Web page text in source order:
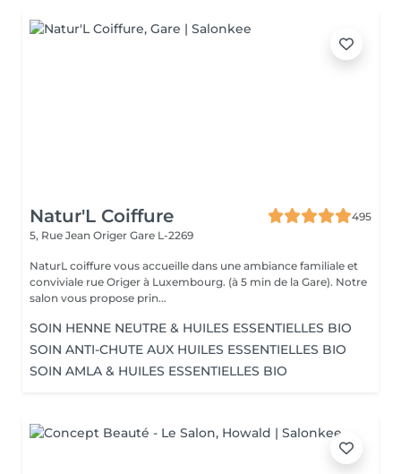
Natur'L Coiffure
495
5, Rue Jean Origer Gare L-2269
NaturL coiffure vous accueille dans une ambiance familiale et
conviviale rue Origer à Luxembourg. (à 5 min de la Gare). Notre
salon vous propose prin...
SOIN HENNE NEUTRE & HUILES ESSENTIELLES BIO
SOIN ANTI-CHUTE AUX HUILES ESSENTIELLES BIO
SOIN AMLA & HUILES ESSENTIELLES BIO